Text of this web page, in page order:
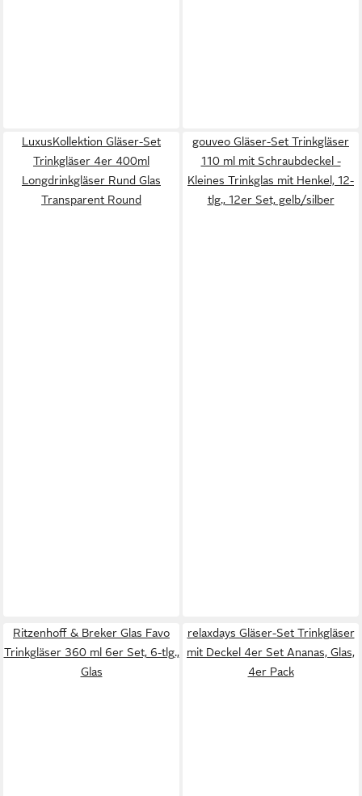
LuxusKollektion Gläser-Set
Trinkgläser 4er 400ml
Longdrinkgläser Rund Glas
Transparent Round
gouveo Gläser-Set Trinkgläser
110 ml mit Schraubdeckel -
Kleines Trinkglas mit Henkel, 12-
tlg., 12er Set, gelb/silber
Ritzenhoff & Breker Glas Favo
Trinkgläser 360 ml 6er Set, 6-tlg.,
Glas
relaxdays Gläser-Set Trinkgläser
mit Deckel 4er Set Ananas, Glas,
4er Pack